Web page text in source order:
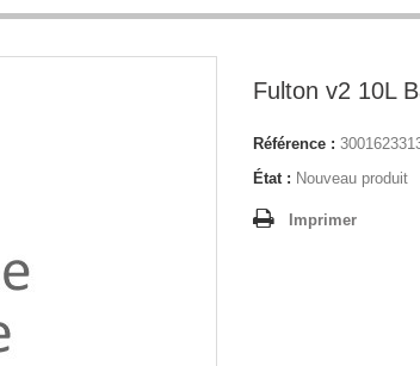
Fulton v2 10L
Référence :
État : Nouveau produit
Imprimer